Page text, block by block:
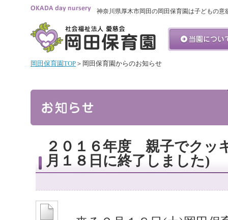
神奈川県厚木市岡田の岡田保育園は子どもの意
岡田保育園TOP ＞岡田保育園からのお知らせ
２０１６年度 親子でクッ
月１８日に終了しました)